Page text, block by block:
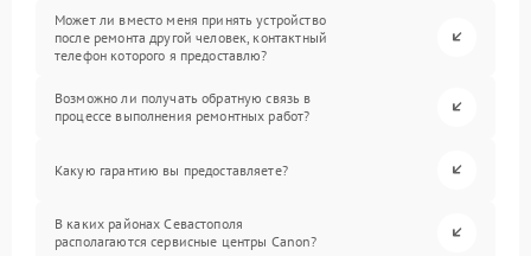
Может ли вместо меня принять устройство
после ремонта другой человек, контактный
телефон которого я предоставлю?
Возможно ли получать обратную связь в
процессе выполнения ремонтных работ?
Какую гарантию вы предоставляете?
В каких районах Севастополя
располагаются сервисные центры Canon?